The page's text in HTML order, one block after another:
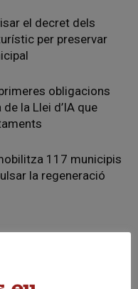
el decret dels
per preservar
obligacions
la Llei d’IA que
117 municipis
la regeneració